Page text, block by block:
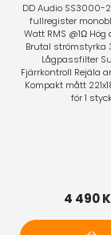
DD Audio SS3000-
fullregister
Watt RMS @1Ω
Brutal strömstyrka
Lågpassfilter
Fjärrkontroll Rejäla
Kompakt mått
för 1
4 490